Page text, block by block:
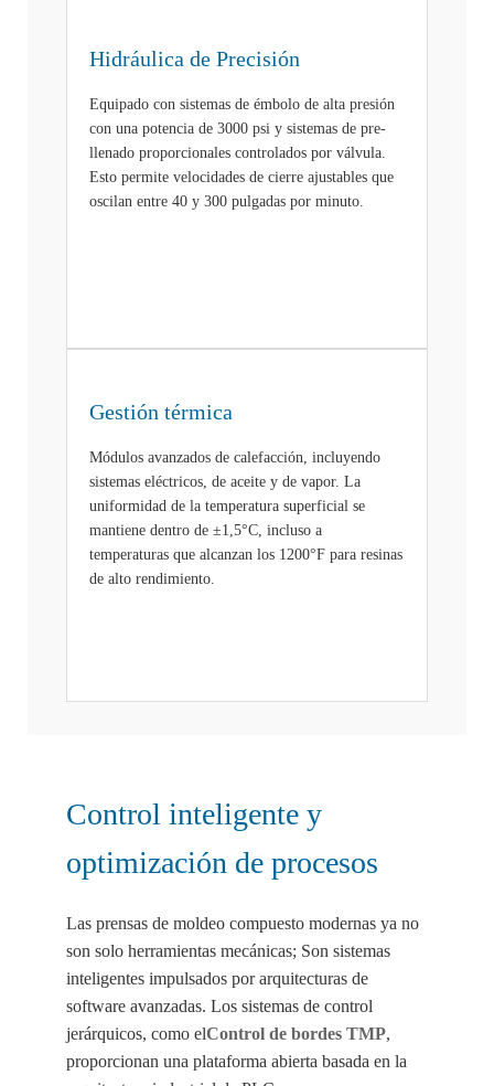
Hidráulica de Precisión
Equipado con sistemas de émbolo de alta presión
con una potencia de 3000 psi y sistemas de pre-
llenado proporcionales controlados por válvula.
Esto permite velocidades de cierre ajustables que
oscilan entre 40 y 300 pulgadas por minuto.
Gestión térmica
Módulos avanzados de calefacción, incluyendo
sistemas eléctricos, de aceite y de vapor. La
uniformidad de la temperatura superficial se
mantiene dentro de ±1,5°C, incluso a
temperaturas que alcanzan los 1200°F para resinas
de alto rendimiento.
Control inteligente y
optimización de procesos
Las prensas de moldeo compuesto modernas ya no
son solo herramientas mecánicas; Son sistemas
inteligentes impulsados por arquitecturas de
software avanzadas. Los sistemas de control
jerárquicos, como elControl de bordes TMP,
proporcionan una plataforma abierta basada en la